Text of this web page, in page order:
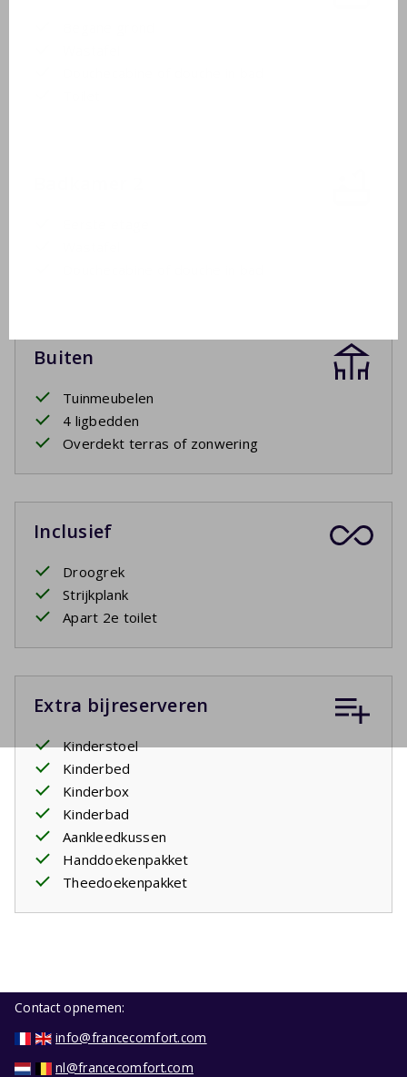
Buiten
Tuinmeubelen
4 ligbedden
Overdekt terras of zonwering
Inclusief
Droogrek
Strijkplank
Apart 2e toilet
Extra bijreserveren
Kinderstoel
Kinderbed
Kinderbox
Kinderbad
Aankleedkussen
Handdoekenpakket
Theedoekenpakket
Contact opnemen:
info@francecomfort.com
nl@francecomfort.com